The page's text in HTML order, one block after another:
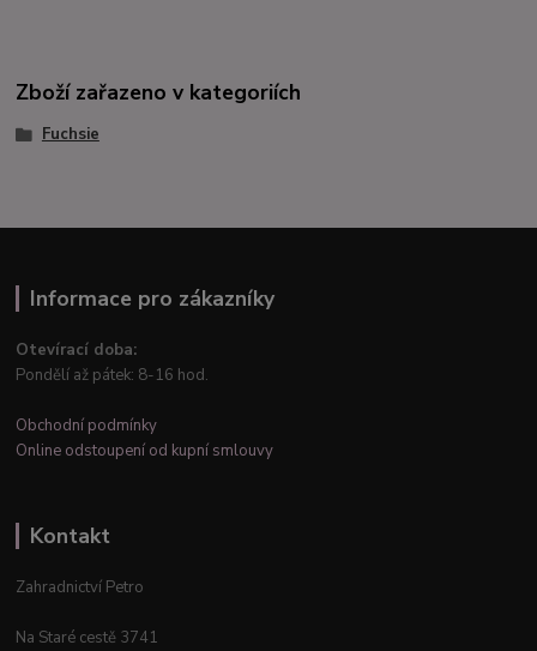
Zboží zařazeno v kategoriích
Fuchsie
Informace pro zákazníky
Otevírací doba:
Pondělí až pátek: 8-16 hod.
Obchodní podmínky
Online odstoupení od kupní smlouvy
Kontakt
Zahradnictví Petro
Na Staré cestě 3741